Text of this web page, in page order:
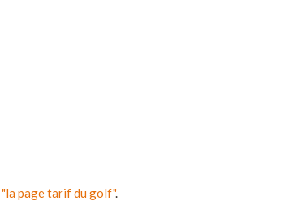
"la page tarif du golf".